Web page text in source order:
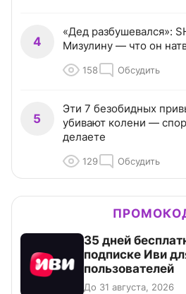
4
«Дед разбушевался»:
Мизулину — что он
158 Обсудить
5
Эти 7 безобидных
убивают колени —
делаете
129 Обсудить
35 дней
подписке Иви
пользователей
До 31 августа, 2026